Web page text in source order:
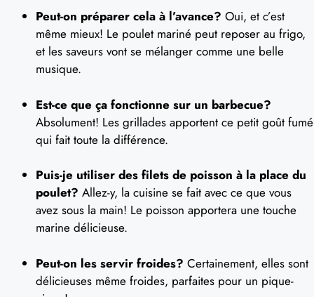
Peut-on préparer cela à l’avance? Oui, et c’est
même mieux! Le poulet mariné peut reposer au frigo,
et les saveurs vont se mélanger comme une belle
musique.
Est-ce que ça fonctionne sur un barbecue?
Absolument! Les grillades apportent ce petit goût fumé
qui fait toute la différence.
Puis-je utiliser des filets de poisson à la place du
poulet? Allez-y, la cuisine se fait avec ce que vous
avez sous la main! Le poisson apportera une touche
marine délicieuse.
Peut-on les servir froides? Certainement, elles sont
délicieuses même froides, parfaites pour un pique-